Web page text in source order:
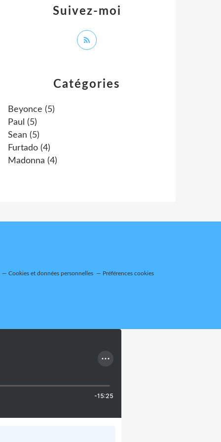
Catégories
Beyonce (5)
Paul (5)
Sean (5)
Furtado (4)
Madonna (4)
Suivez-moi
Cookies et données personnelles Préférences cookies
-15:25